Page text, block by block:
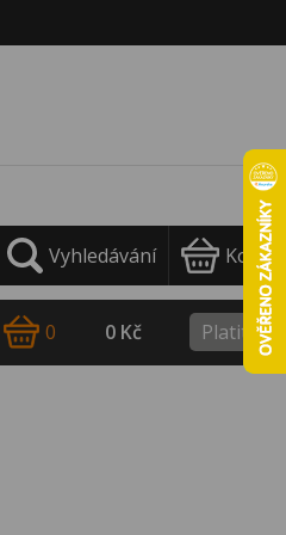
Vyhledávání Košík
0 0 Kč Platit